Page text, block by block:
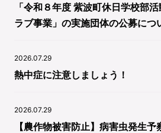
「令和８年度 紫波町休日学校部
ラブ事業」の実施団体の公募につ
2026.07.29
熱中症に注意しましょう！
2026.07.29
【農作物被害防止】病害虫発生